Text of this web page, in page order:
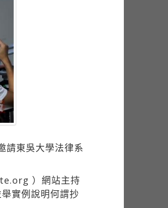
請東吳大學法律系
）網站主持
實例說明何謂抄